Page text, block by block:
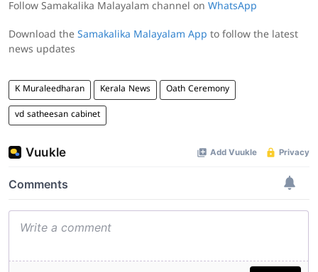
Follow Samakalika Malayalam channel on WhatsApp
Download the Samakalika Malayalam App to follow the latest
news updates
K Muraleedharan Kerala News Oath Ceremony
vd satheesan cabinet